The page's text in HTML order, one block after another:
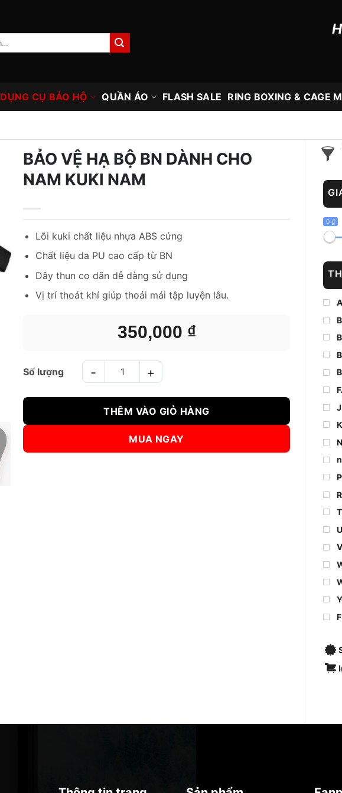
DỤNG CỤ BẢO HỘ QUẦN ÁO FLASH SALE RING BOXING & CAGE
0 ₫
BẢO VỆ HẠ BỘ BN DÀNH CHO
NAM KUKI NAM
350,000 ₫
Lõi kuki chất liệu nhựa ABS cứng
Chất liệu da PU cao cấp từ BN
Dây thun co dãn dễ dàng sử dụng
Vị trí thoát khí giúp thoải mái tập luyện lâu.
BẢO VỆ HẠ BỘ BN DÀNH CHO NAM KUKI NAM số lượng
THÊM VÀO GIỎ HÀNG
MUA NGAY